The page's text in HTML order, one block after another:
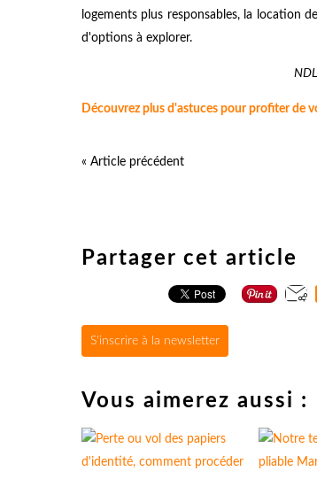
logements plus responsables, la location
d'options à explorer.
Découvrez plus d'astuces pour profiter de
« Article précédent
Partager cet article
S'inscrire à la newsletter
Vous aimerez aussi :